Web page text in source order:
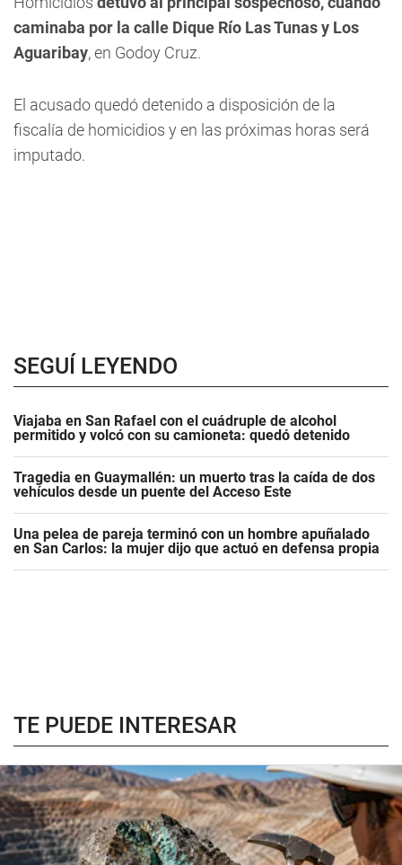
caminaba por la calle Dique Río Las Tunas y Los
Aguaribay, en Godoy Cruz.
El acusado quedó detenido a disposición de la
fiscalía de homicidios y en las próximas horas será
imputado.
SEGUÍ LEYENDO
Viajaba en San Rafael con el cuádruple de alcohol
permitido y volcó con su camioneta: quedó detenido
Tragedia en Guaymallén: un muerto tras la caída de dos
vehículos desde un puente del Acceso Este
Una pelea de pareja terminó con un hombre apuñalado
en San Carlos: la mujer dijo que actuó en defensa propia
TE PUEDE INTERESAR